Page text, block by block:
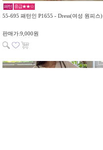
패턴 중급★★☆
55-695 패턴인 P1655 - Dress(여성 원피스)
판매가:9,000원